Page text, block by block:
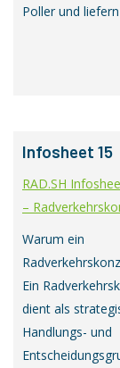
Poller und
Infosheet 15
RAD.SH
–
Warum ein
Ein
dient als
Handlungs- und